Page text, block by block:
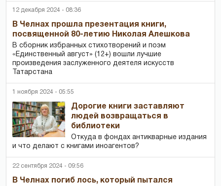
12 декабря 2024 - 08:36
В Челнах прошла презентация книги,
посвященной 80-летию Николая Алешкова
В сборник избранных стихотворений и поэм
«Единственный август» (12+) вошли лучшие
произведения заслуженного деятеля искусств
Татарстана
1 ноября 2024 - 05:55
Дорогие книги заставляют
людей возвращаться в
библиотеки
Откуда в фондах антикварные издания
и что делают с книгами иноагентов?
22 сентября 2024 - 09:56
В Челнах погиб лось, который пытался